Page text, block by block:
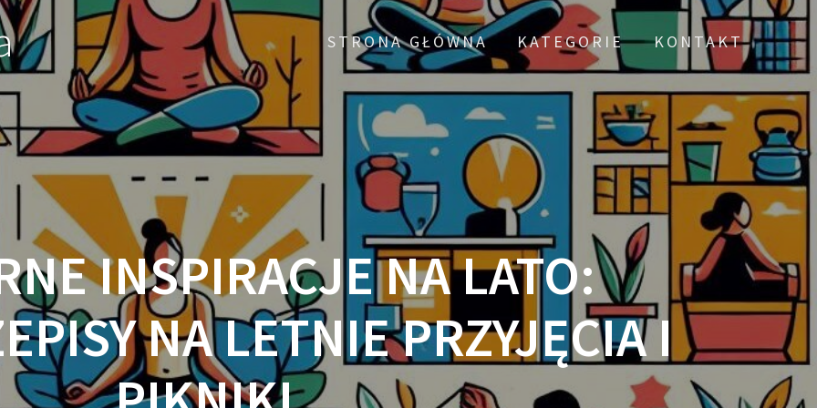
STRONA GŁÓWNA KATEGORIE KONTAKT
INSPIRACJE NA LATO:
NA LETNIE PRZYJĘCIA I